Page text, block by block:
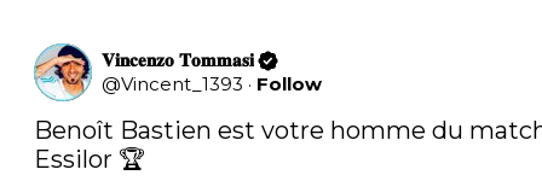
𝐕𝐢𝐧𝐜𝐞𝐧𝐳𝐨 𝐓𝐨𝐦𝐦𝐚𝐬𝐢
@Vincent_1393 · Follow
Benoît Bastien est votre homme du
Essilor 🏆